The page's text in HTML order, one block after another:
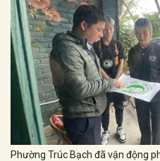
Phường Trúc Bạch đã vận động